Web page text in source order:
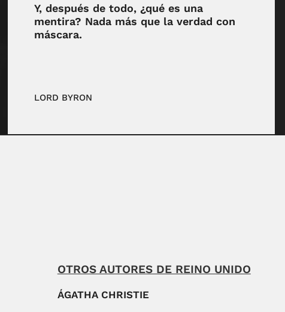
Y, después de todo, ¿qué es una
mentira? Nada más que la verdad con
máscara.
LORD BYRON
OTROS AUTORES DE REINO UNIDO
ÁGATHA CHRISTIE